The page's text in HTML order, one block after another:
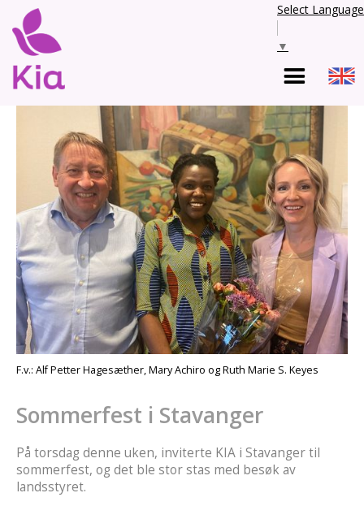
Select Language
▼
F.v.: Alf Petter Hagesæther, Mary Achiro og Ruth Marie S. Keyes
Sommerfest i Stavanger
På torsdag denne uken, inviterte KIA i Stavanger til
sommerfest, og det ble stor stas med besøk av
landsstyret.